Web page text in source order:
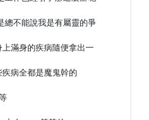
總不能說我是有屬靈的爭
滿身的疾病隨便拿出一
病全都是魔鬼幹的